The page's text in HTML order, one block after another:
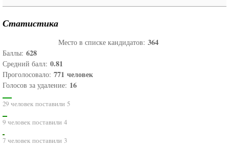
Статистика
Место в списке кандидатов: 364
Баллы: 628
Средний балл: 0.81
Проголосовало: 771 человек
Голосов за удаление: 16
29 человек поставили 5
9 человек поставили 4
7 человек поставили 3